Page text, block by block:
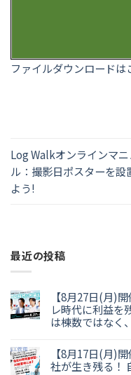
ファイルダウンロードは
Log Walkオンラインマ
ル：撮影日ポスターを設
よう!
最近の投稿
【8月27日(月)
レ時代に利益を
は棟数ではなく
【8月17日(月)
社が生き残る！